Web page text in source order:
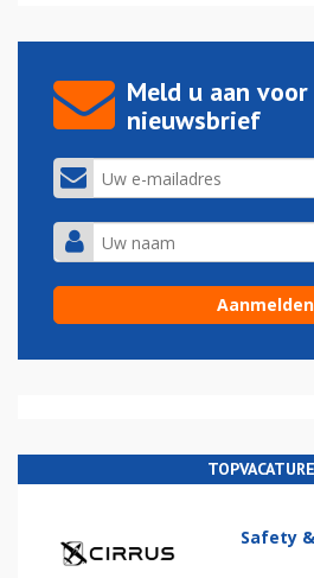
Meld u aan voor
nieuwsbrief
Safety